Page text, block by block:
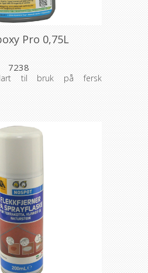
Pro 0,75L
7238
klart til bruk på fersk